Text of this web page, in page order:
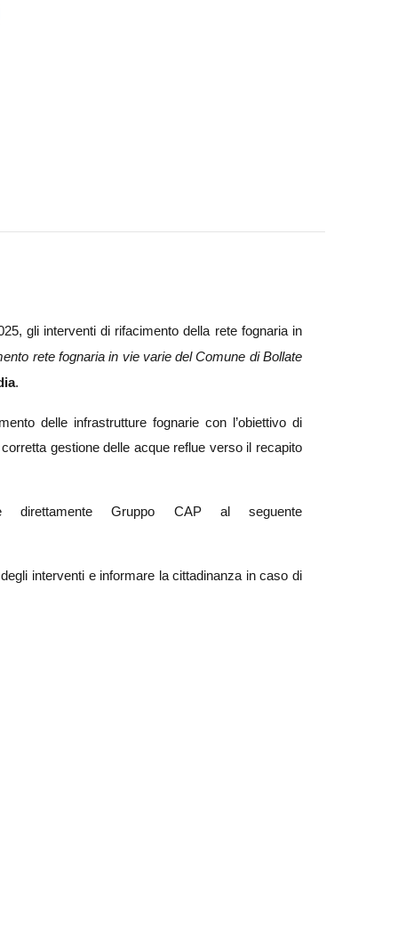
gli interventi di rifacimento della rete fognaria in
rete fognaria in vie varie del Comune di Bollate
.
delle infrastrutture fognarie con l’obiettivo di
gestione delle acque reflue verso il recapito
direttamente Gruppo CAP al seguente
interventi e informare la cittadinanza in caso di